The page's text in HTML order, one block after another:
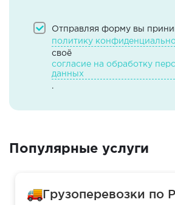
Отправляя форму вы
политику
своё
согласие на обработку
данных
.
Популярные услуги
Грузоперевозки по